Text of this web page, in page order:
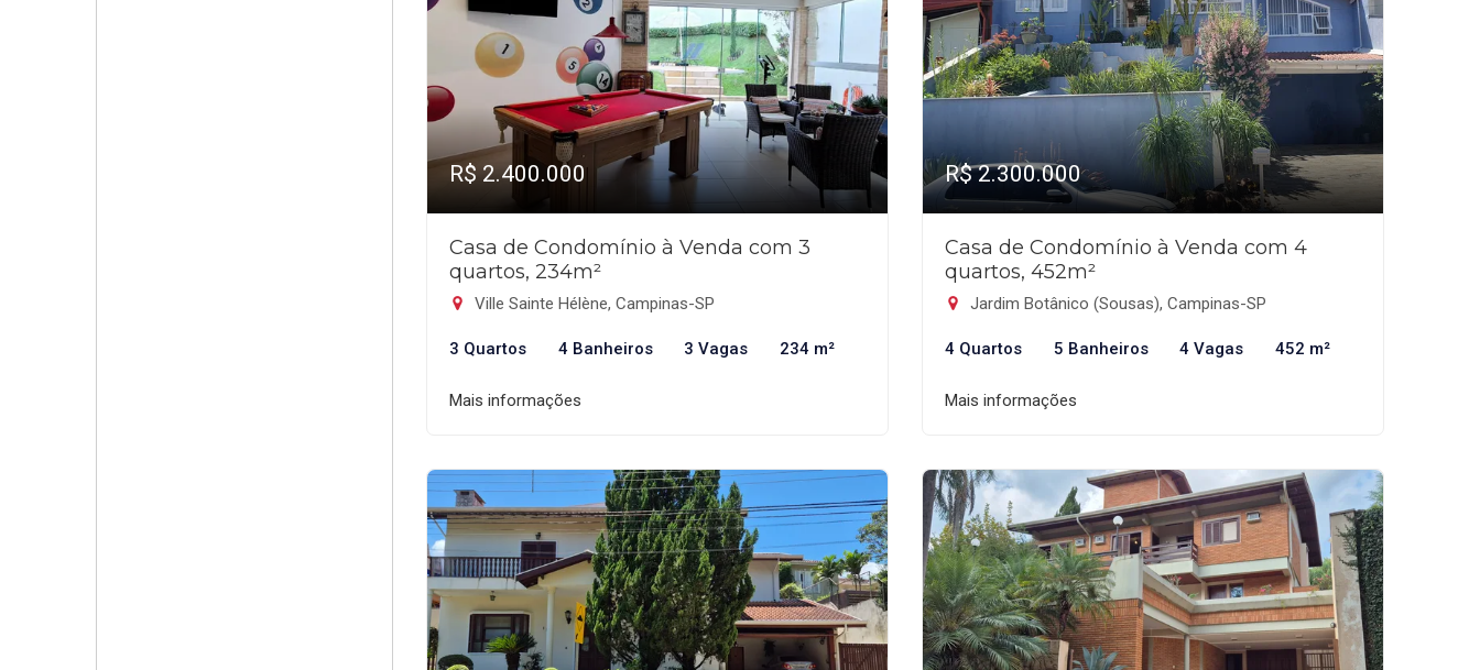
R$ 2.400.000
Casa de Condomínio à Venda com 3
quartos, 234m²
Ville Sainte Hélène, Campinas-SP
3 Quartos 4 Banheiros 3 Vagas 234 m²
Mais informações
R$ 2.300.000
Casa de Condomínio à Venda com 4
quartos, 452m²
Jardim Botânico (Sousas), Campinas-SP
4 Quartos 5 Banheiros 4 Vagas 452 m²
Mais informações